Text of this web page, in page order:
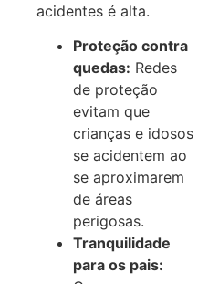
acidentes é alta.
Proteção contra
quedas: Redes
de proteção
evitam que
crianças e idosos
se acidentem ao
se aproximarem
de áreas
perigosas.
Tranquilidade
para os pais: